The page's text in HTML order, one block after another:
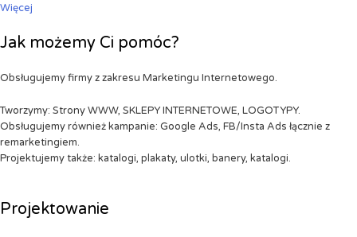
Więcej
Jak możemy Ci pomóc?
Obsługujemy firmy z zakresu Marketingu Internetowego.
Tworzymy: Strony WWW, SKLEPY INTERNETOWE, LOGOTYPY.
Obsługujemy również kampanie: Google Ads, FB/Insta Ads łącznie z
remarketingiem.
Projektujemy także: katalogi, plakaty, ulotki, banery, katalogi.
Projektowanie